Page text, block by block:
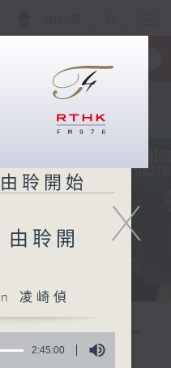
X
聆開始
聆開
凌崎偵
2:45:00